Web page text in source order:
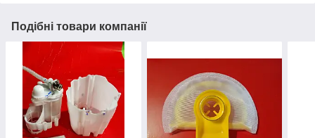
Подібні товари компанії